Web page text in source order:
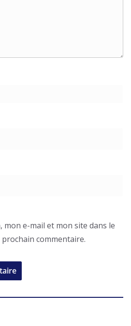
e-mail et mon site dans le
commentaire.